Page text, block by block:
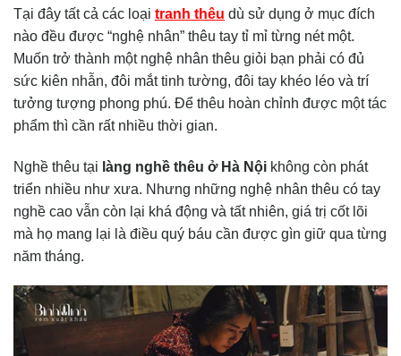
Tại đây tất cả các loại tranh thêu dù sử dụng ở mục đích
nào đều được “nghệ nhân” thêu tay tỉ mỉ từng nét một.
Muốn trở thành một nghệ nhân thêu giỏi bạn phải có đủ
sức kiên nhẫn, đôi mắt tinh tường, đôi tay khéo léo và trí
tưởng tượng phong phú. Để thêu hoàn chỉnh được một tác
phẩm thì cần rất nhiều thời gian.
Nghề thêu tại làng nghề thêu ở Hà Nội không còn phát
triển nhiều như xưa. Nhưng những nghệ nhân thêu có tay
nghề cao vẫn còn lại khá động và tất nhiên, giá trị cốt lõi
mà họ mang lại là điều quý báu cần được gìn giữ qua từng
năm tháng.